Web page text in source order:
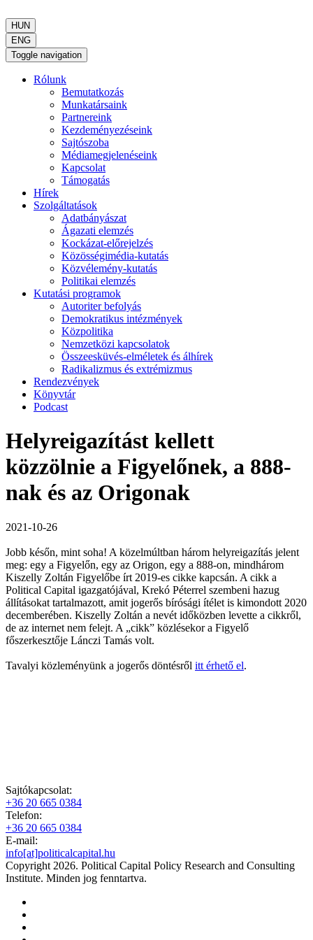
HUN
ENG
Toggle navigation
Rólunk
Bemutatkozás
Munkatársaink
Partnereink
Kezdeményezéseink
Sajtószoba
Médiamegjelenéseink
Kapcsolat
Támogatás
Hírek
Szolgáltatások
Adatbányászat
Ágazati elemzés
Kockázat-előrejelzés
Közösségimédia-kutatás
Közvélemény-kutatás
Politikai elemzés
Kutatási programok
Autoriter befolyás
Demokratikus intézmények
Közpolitika
Nemzetközi kapcsolatok
Összeesküvés-elméletek és álhírek
Radikalizmus és extrémizmus
Rendezvények
Könyvtár
Podcast
Helyreigazítást kellett
közzölnie a Figyelőnek, a 888-
nak és az Origonak
2021-10-26
Jobb későn, mint soha! A közelmúltban három helyreigazítás jelent
meg: egy a Figyelőn, egy az Origon, egy a 888-on, mindhárom
Kiszelly Zoltán Figyelőbe írt 2019-es cikke kapcsán. A cikk a
Political Capital igazgatójával, Krekó Péterrel szembeni hazug
állításokat tartalmazott, amit jogerős bírósági ítélet is kimondott 2020
decemberében. Kiszelly Zoltán a nevét időközben levette a cikkről,
de az internet nem felejt. A „cikk” közlésekor a Figyelő
főszerkesztője Lánczi Tamás volt.
Tavalyi közleményünk a jogerős döntésről itt érhető el.
Sajtókapcsolat:
+36 20 665 0384
Telefon:
+36 20 665 0384
E-mail:
info[at]politicalcapital.hu
Copyright 2026. Political Capital Policy Research and Consulting
Institute. Minden jog fenntartva.